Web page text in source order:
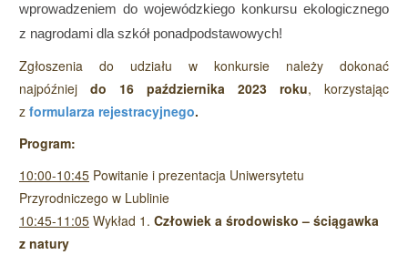
wprowadzeniem do wojewódzkiego konkursu ekologicznego
z nagrodami dla szkół ponadpodstawowych!
Zgłoszenia do udziału w konkursie należy dokonać
najpóźniej do 16 października 2023 roku, korzystając
z formularza rejestracyjnego.
Program:
10:00-10:45 Powitanie i prezentacja Uniwersytetu
Przyrodniczego w Lublinie
10:45-11:05 Wykład 1. Człowiek a środowisko – ściągawka
z natury